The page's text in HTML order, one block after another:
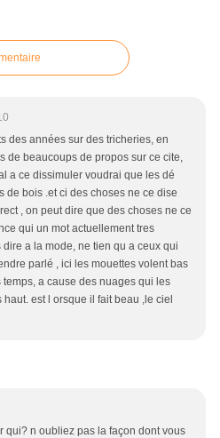
des années sur des tricheries, en
de beaucoups de propos sur ce cite,
a ce dissimuler voudrai que les dé
de bois .et ci des choses ne ce dise
, on peut dire que des choses ne ce
qui un mot actuellement tres
a la mode, ne tien qu a ceux qui
parlé , ici les mouettes volent bas
temps, a cause des nuages qui les
est l orsque il fait beau ,le ciel
qui? n oubliez pas la façon dont vous